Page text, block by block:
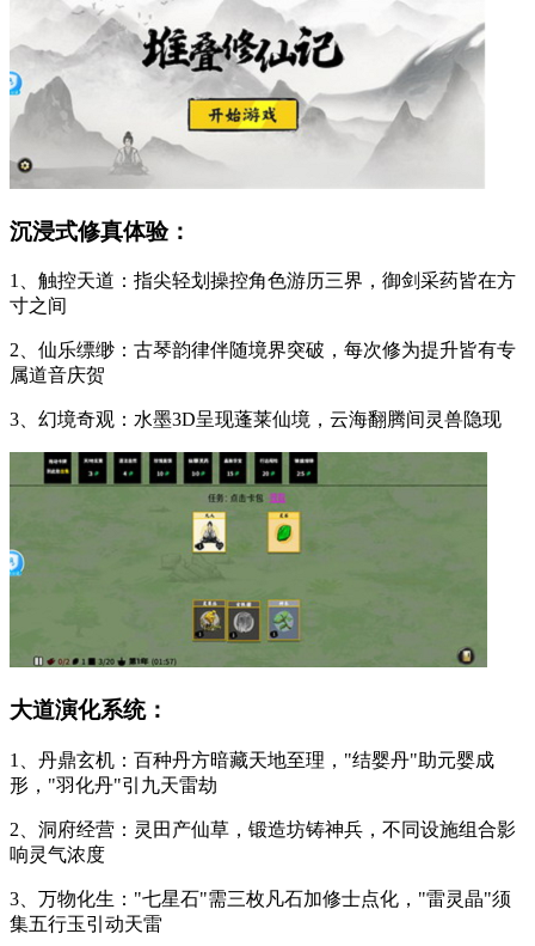
沉浸式修真体验：
1、触控天道：指尖轻划操控角色游历三界，御剑采药皆在方
寸之间
2、仙乐缥缈：古琴韵律伴随境界突破，每次修为提升皆有专
属道音庆贺
3、幻境奇观：水墨3D呈现蓬莱仙境，云海翻腾间灵兽隐现
大道演化系统：
1、丹鼎玄机：百种丹方暗藏天地至理，"结婴丹"助元婴成
形，"羽化丹"引九天雷劫
2、洞府经营：灵田产仙草，锻造坊铸神兵，不同设施组合影
响灵气浓度
3、万物化生："七星石"需三枚凡石加修士点化，"雷灵晶"须
集五行玉引动天雷